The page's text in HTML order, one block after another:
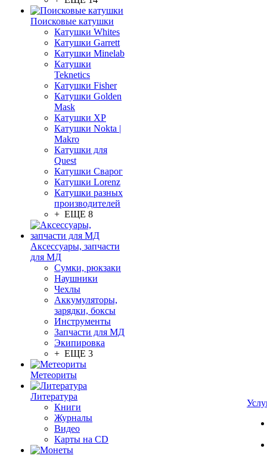
Поисковые катушки
Катушки Whites
Катушки Garrett
Катушки Minelab
Катушки
Teknetics
Катушки Fisher
Катушки Golden
Mask
Катушки XP
Катушки Nokta |
Makro
Катушки для
Quest
Катушки Сварог
Катушки Lorenz
Катушки разных
производителей
+ ЕЩЕ 8
Аксессуары, запчасти
для МД
Сумки, рюкзаки
Наушники
Чехлы
Аккумуляторы,
зарядки, боксы
Инструменты
Запчасти для МД
Экипировка
+ ЕЩЕ 3
Метеориты
Литература
Книги
Журналы
Видео
Карты на CD